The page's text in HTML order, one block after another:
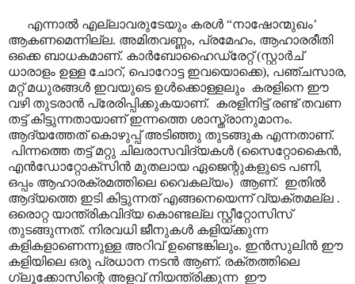
എന്നാൽ എല്ലാവരുടേയും കരൾ “നാഷോന്മുഖം’
ആകണമെന്നില്ല. അമിതവണ്ണം, പ്രമേഹം, ആഹാരരീതി
ഒക്കെ ബാധകമാണ്. കാർബോഹൈഡ്രേറ്റ് (സ്റ്റാർച്
ധാരാളം ഉള്ള ചോറ്, പൊറോട്ട ഇവയൊക്കെ), പഞ്ചസാര,
മറ്റ് മധുരങ്ങൾ ഇവയുടെ ഉൾക്കൊള്ളലും കരളിനെ ഈ
വഴി തുടരാൻ പ്രേരിപ്പിക്കുകയാണ്. കരളിനിട്ട് രണ്ട് തവണ
തട്ട് കിട്ടുന്നതായാണ് ഇന്നത്തെ ശാസ്ത്രാനുമാനം.
ആദ്യത്തേത് കൊഴുപ്പ് അടിഞ്ഞു തുടങ്ങുക എന്നതാണ്.
പിന്നത്തെ തട്ട് മറ്റു ചിലരാസവിദ്യകൾ (സൈറ്റോകൈൻ,
എൻഡോറ്റോക്സിൻ മുതലായ ഏജെന്റുകളുടെ പണി,
ഒപ്പം ആഹാരക്രമത്തിലെ വൈകല്യം) ആണ്. ഇതിൽ
ആദ്യത്തെ ഇടി കിട്ടുന്നത് എങ്ങനെയെന്ന് വ്യക്തമല്ല .
ഒരൊറ്റ യാന്ത്രികവിദ്യ കൊണ്ടല്ല സ്റ്റീറ്റോസിസ്
തുടങ്ങുന്നത്. നിരവധി ജീനുകൾ കളിയ്ക്കുന്ന
കളികളാണെന്നുള്ള അറിവ് ഉണ്ടെങ്കിലും. ഇൻസുലിൻ ഈ
കളിയിലെ ഒരു പ്രധാന നടൻ ആണ്. രക്തത്തിലെ
ഗ്ലൂക്കോസിന്റെ അളവ് നിയന്ത്രിക്കുന്ന ഈ